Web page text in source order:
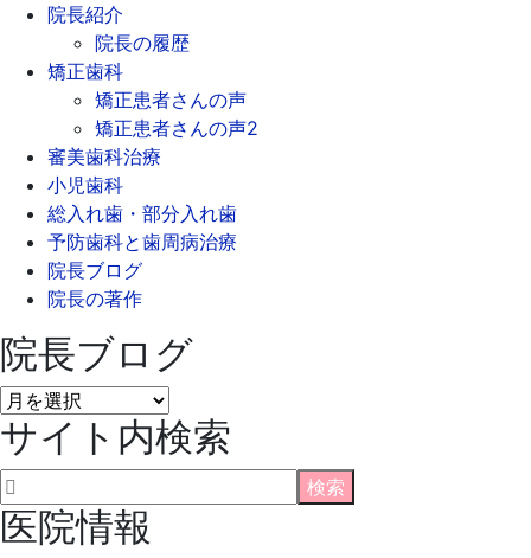
院長紹介
院長の履歴
矯正歯科
矯正患者さんの声
矯正患者さんの声2
審美歯科治療
小児歯科
総入れ歯・部分入れ歯
予防歯科と歯周病治療
院長ブログ
院長の著作
院長ブログ
院
長
ブ
ロ
グ
サイト内検索
医院情報